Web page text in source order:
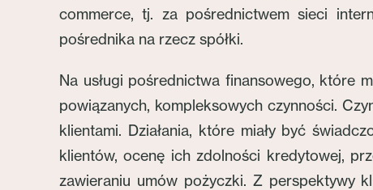
commerce, tj. za pośrednictwem sieci
pośrednika na rzecz spółki.
Na usługi pośrednictwa finansowego, które
powiązanych, kompleksowych czynności.
klientami. Działania, które miały być
klientów, ocenę ich zdolności kredytowej,
zawieraniu umów pożyczki. Z perspektywy